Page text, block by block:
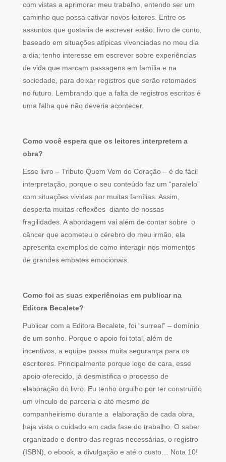
com vistas a aprimorar meu trabalho, entendo ser um
caminho que possa cativar novos leitores. Entre os
assuntos que gostaria de escrever estão: livro de conto,
baseado em situações atípicas vivenciadas no meu dia
a dia; tenho interesse em escrever sobre experiências
de vida que marcam passagens em família e na
sociedade, para deixar registros que serão retomados
no futuro. Lembrando que a falta de registros escritos é
uma falha que não deveria acontecer.
Como você espera que os leitores interpretem a
obra?
Esse livro – Tributo Quem Vem do Coração – é de fácil
interpretação, porque o seu conteúdo faz um “paralelo”
com situações vividas por muitas famílias. Assim,
desperta muitas reflexões diante de nossas
fragilidades. A abordagem vai além de contar sobre o
câncer que acometeu o cérebro do meu irmão, ela
apresenta exemplos de como interagir nos momentos
de grandes embates emocionais.
Como foi as suas experiências em publicar na
Editora Becalete?
Publicar com a Editora Becalete, foi “surreal” – domínio
de um sonho. Porque o apoio foi total, além de
incentivos, a equipe passa muita segurança para os
escritores. Principalmente porque logo de cara, esse
apoio oferecido, já desmistifica o processo de
elaboração do livro. Eu tenho orgulho por ter construído
um vínculo de parceria e até mesmo de
companheirismo durante a elaboração de cada obra,
haja vista o cuidado em cada fase do trabalho. O saber
organizado e dentro das regras necessárias, o registro
(ISBN), o ebook, a divulgação e até o custo… Nota 10!